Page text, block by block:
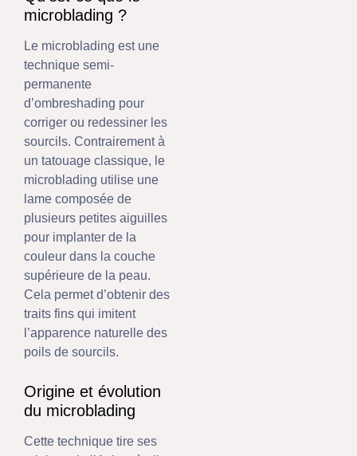
microblading ?
Le microblading est une
technique semi-
permanente
d’ombreshading pour
corriger ou redessiner les
sourcils. Contrairement à
un tatouage classique, le
microblading utilise une
lame composée de
plusieurs petites aiguilles
pour implanter de la
couleur dans la couche
supérieure de la peau.
Cela permet d’obtenir des
traits fins qui imitent
l’apparence naturelle des
poils de sourcils.
Origine et évolution
du microblading
Cette technique tire ses